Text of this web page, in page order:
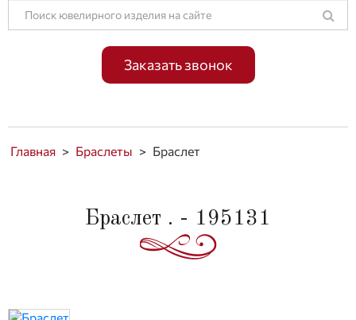
Заказать звонок
Главная > Браслеты > Браслет
Браслет . - 195131